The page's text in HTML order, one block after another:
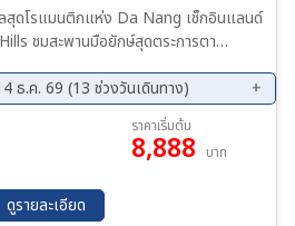
สุดโรแมนติกแห่ง Da Nang เช็กอินแลนด์
ชมสะพานมือยักษ์สุดตระการตา
ลต์แบบไม่พลาดทุกช่วงเวลา
ธ.ค. 69 (13 ช่วงวันเดินทาง)
09 ต.ค. 69 - 12 ต.ค. 69
16 ต.ค. 69 - 19 ต.ค. 69
30 ต.ค. 69 - 02 พ.ย. 69
13 พ.ย. 69 - 16 พ.ย. 69
27 พ.ย. 69 - 30 พ.ย. 69
ราคาเริ่มต้น
8,888 บาท
ดูรายละเอียด